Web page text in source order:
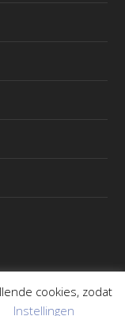
gemaakt door
cookies, zodat
Instellingen